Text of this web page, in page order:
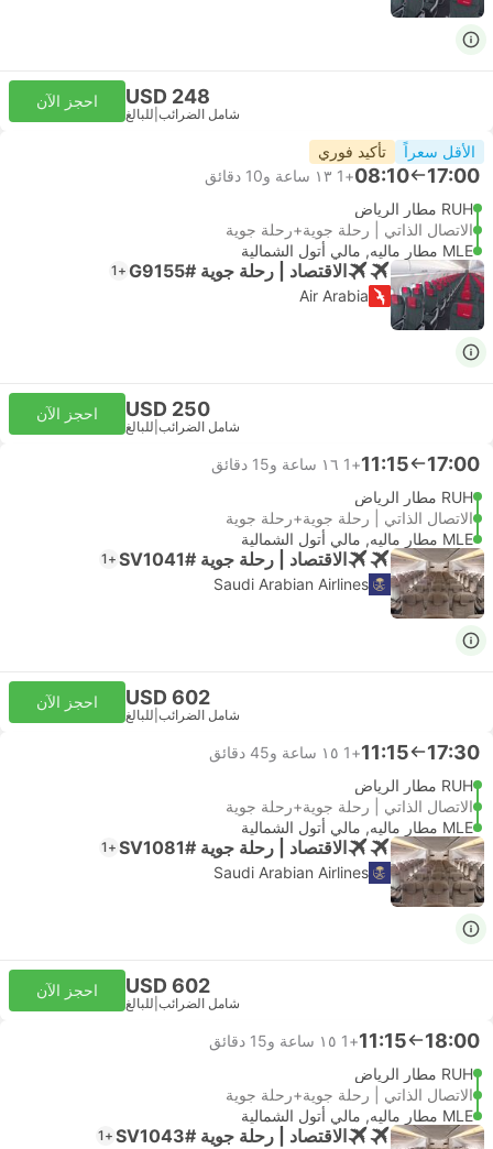
USD 248
شامل الضرائب للبالغ
احجز الآن
الأقل سعراً تأكيد فوري
17:00
08:10
+1
١٣ ساعة و‫10 دقائق
RUH مطار الرياض
الاتصال الذاتي | رحلة جوية+رحلة جوية
MLE مطار ماليه, مالي أتول الشمالية
الاقتصاد | رحلة جوية #G9155 +1
Air Arabia
USD 250
شامل الضرائب للبالغ
احجز الآن
17:00
11:15
+1
١٦ ساعة و‫15 دقائق
RUH مطار الرياض
الاتصال الذاتي | رحلة جوية+رحلة جوية
MLE مطار ماليه, مالي أتول الشمالية
الاقتصاد | رحلة جوية #SV1041 +1
Saudi Arabian Airlines
USD 602
شامل الضرائب للبالغ
احجز الآن
17:30
11:15
+1
١٥ ساعة و‫45 دقائق
RUH مطار الرياض
الاتصال الذاتي | رحلة جوية+رحلة جوية
MLE مطار ماليه, مالي أتول الشمالية
الاقتصاد | رحلة جوية #SV1081 +1
Saudi Arabian Airlines
USD 602
شامل الضرائب للبالغ
احجز الآن
18:00
11:15
+1
١٥ ساعة و‫15 دقائق
RUH مطار الرياض
الاتصال الذاتي | رحلة جوية+رحلة جوية
MLE مطار ماليه, مالي أتول الشمالية
الاقتصاد | رحلة جوية #SV1043 +1